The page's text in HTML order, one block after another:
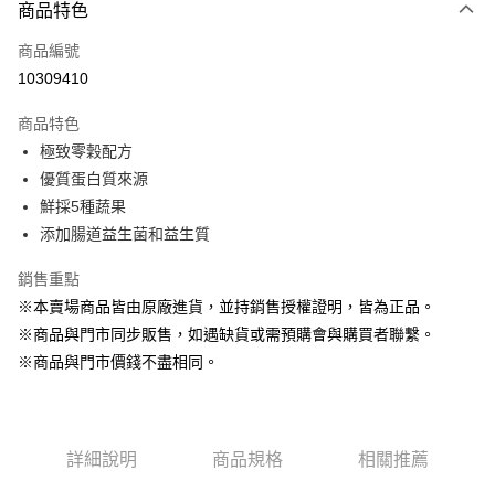
信用卡一次付款
超商取貨付款
Apple Pay
街口支付
悠遊付
Google Pay
ATM付款
每筆NT$80，滿NT$1,500(含以上)免運費
商品特色
商品編號
10309410
商品特色
極致零穀配方
優質蛋白質來源
鮮採5種蔬果
添加腸道益生菌和益生質
銷售重點
※本賣場商品皆由原廠進貨，並持銷售授權證明，皆為正品。
※商品與門市同步販售，如遇缺貨或需預購會與購買者聯繫。
※商品與門市價錢不盡相同。
詳細說明 商品規格 相關推薦